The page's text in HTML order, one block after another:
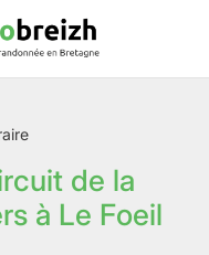
de la
à Le Foeil